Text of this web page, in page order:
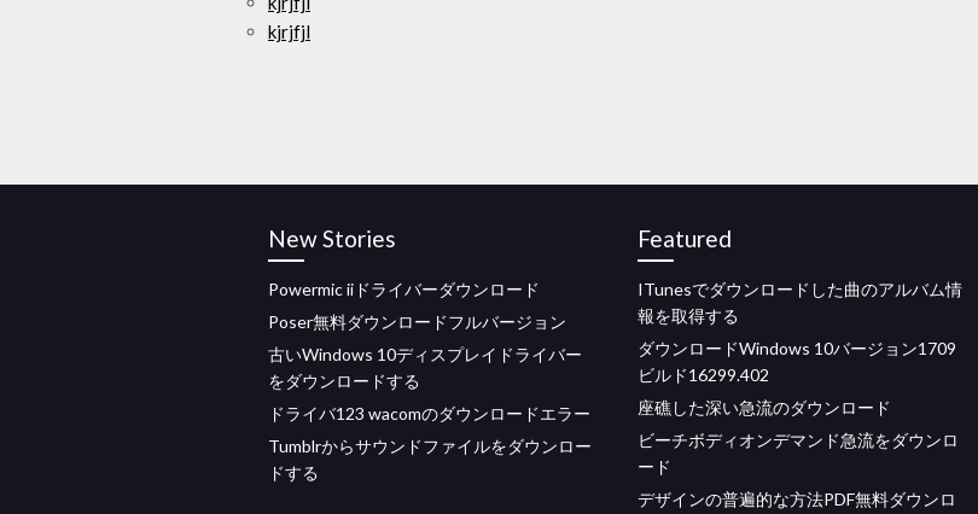
kjrjfjl
New Stories
Powermic iiドライバーダウンロード
Poser無料ダウンロードフルバージョン
古いWindows 10ディスプレイドライバー
をダウンロードする
ドライバ123 wacomのダウンロードエラー
Tumblrからサウンドファイルをダウンロー
ドする
Featured
ITunesでダウンロードした曲のアルバム情
報を取得する
ダウンロードWindows 10バージョン1709
ビルド16299.402
座礁した深い急流のダウンロード
ビーチボディオンデマンド急流をダウンロ
ード
デザインの普遍的な方法PDF無料ダウンロ